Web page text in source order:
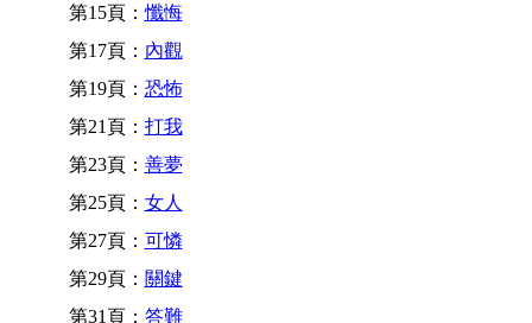
第15頁：懺悔
第17頁： 內觀
第19頁： 恐怖
第21頁： 打我
第23頁： 善夢
第25頁： 女人
第27頁： 可憐
第29頁： 關鍵
第31頁： 答難